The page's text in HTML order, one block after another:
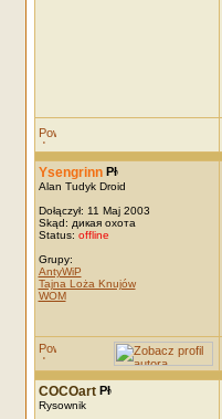
Ysengrinn
Alan Tudyk Droid
Dołączył: 11 Maj 2003
Skąd: дикая охота
Status: offline
Grupy:
AntyWiP
Tajna Loża Knujów
WOM
COCOart
Rysownik